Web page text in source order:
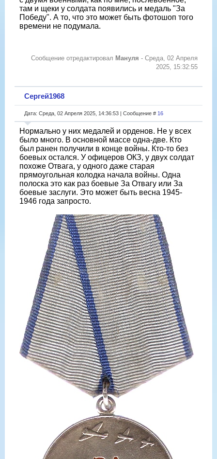
там и щеки у солдата появились и медаль "За
Победу". А то, что это может быть фотошоп того
времени не подумала.
Сообщение отредактировал Мануля - Среда, 02 Апреля
2025, 15:32:55
Сергей1968
Дата: Среда, 02 Апреля 2025, 14:36:53 | Сообщение # 16
Нормально у них медалей и орденов. Не у всех
было много. В основной массе одна-две. Кто
был ранен получили в конце войны. Кто-то без
боевых остался. У офицеров ОКЗ, у двух солдат
похоже Отвага, у одного даже старая
прямоугольная колодка начала войны. Одна
полоска это как раз боевые За Отвагу или За
боевые заслуги. Это может быть весна 1945-
1946 года запросто.